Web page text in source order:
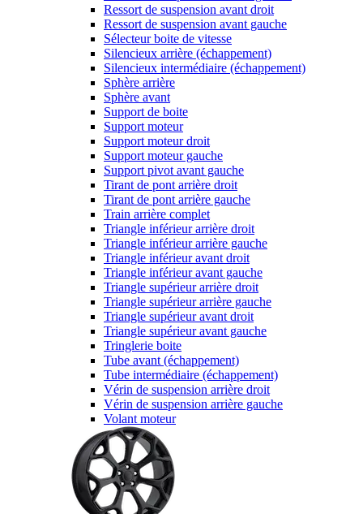
Ressort de suspension avant droit
Ressort de suspension avant gauche
Sélecteur boite de vitesse
Silencieux arrière (échappement)
Silencieux intermédiaire (échappement)
Sphère arrière
Sphère avant
Support de boite
Support moteur
Support moteur droit
Support moteur gauche
Support pivot avant gauche
Tirant de pont arrière droit
Tirant de pont arrière gauche
Train arrière complet
Triangle inférieur arrière droit
Triangle inférieur arrière gauche
Triangle inférieur avant droit
Triangle inférieur avant gauche
Triangle supérieur arrière droit
Triangle supérieur arrière gauche
Triangle supérieur avant droit
Triangle supérieur avant gauche
Tringlerie boite
Tube avant (échappement)
Tube intermédiaire (échappement)
Vérin de suspension arrière droit
Vérin de suspension arrière gauche
Volant moteur